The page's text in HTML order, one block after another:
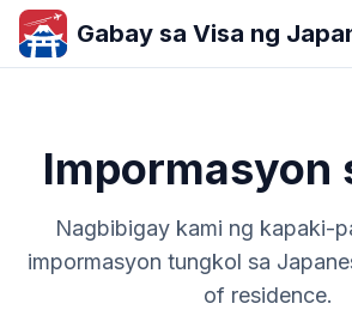
Gabay sa Visa ng
Impormasyon
Nagbibigay kami ng kapaki-
impormasyon tungkol sa
of residence.